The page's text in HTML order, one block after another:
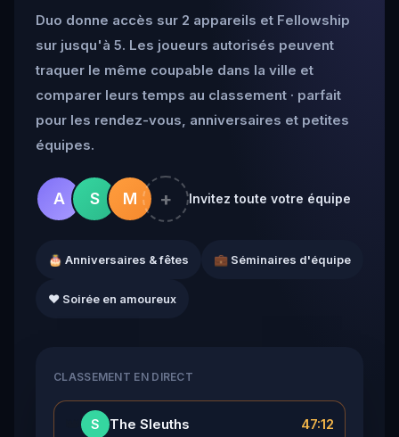
Duo donne accès sur 2 appareils et Fellowship
sur jusqu'à 5. Les joueurs autorisés peuvent
traquer le même coupable dans la ville et
comparer leurs temps au classement · parfait
pour les rendez-vous, anniversaires et petites
équipes.
A S M + Invitez toute votre équipe
🎂 Anniversaires & fêtes 💼 Séminaires d'équipe
❤️ Soirée en amoureux
CLASSEMENT EN DIRECT
S The Sleuths 47:12